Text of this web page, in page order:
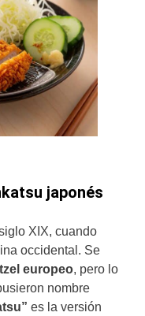
japonés
XIX, cuando
occidental. Se
europeo, pero lo
nombre
es la versión